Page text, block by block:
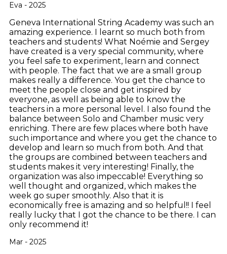
Eva - 2025
Geneva International String Academy was such an
amazing experience. I learnt so much both from
teachers and students! What Noémie and Sergey
have created is a very special community, where
you feel safe to experiment, learn and connect
with people. The fact that we are a small group
makes really a difference. You get the chance to
meet the people close and get inspired by
everyone, as well as being able to know the
teachers in a more personal level. I also found the
balance between Solo and Chamber music very
enriching. There are few places where both have
such importance and where you get the chance to
develop and learn so much from both. And that
the groups are combined between teachers and
students makes it very interesting! Finally, the
organization was also impeccable! Everything so
well thought and organized, which makes the
week go super smoothly. Also that it is
economically free is amazing and so helpful!! I feel
really lucky that I got the chance to be there. I can
only recommend it!
Mar - 2025